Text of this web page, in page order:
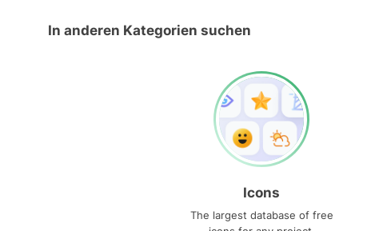
In anderen Kategorien suchen
Icons
The largest database of free